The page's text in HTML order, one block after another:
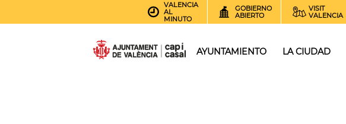
VALENCIA
AL
MINUTO
GOBIERNO
ABIERTO
VISIT
VALENCIA
AYUNTAMIENTO LA CIUDAD